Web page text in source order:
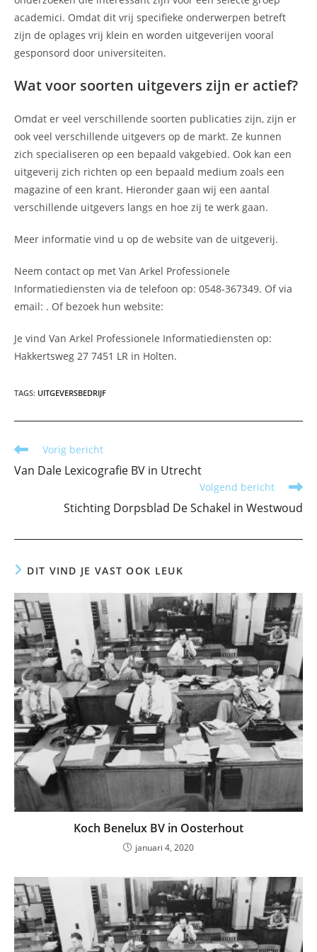
academici. Omdat dit vrij specifieke onderwerpen betreft
zijn de oplages vrij klein en worden uitgeverijen vooral
gesponsord door universiteiten.
Wat voor soorten uitgevers zijn er actief?
Omdat er veel verschillende soorten publicaties zijn, zijn er
ook veel verschillende uitgevers op de markt. Ze kunnen
zich specialiseren op een bepaald vakgebied. Ook kan een
uitgeverij zich richten op een bepaald medium zoals een
magazine of een krant. Hieronder gaan wij een aantal
verschillende uitgevers langs en hoe zij te werk gaan.
Meer informatie vind u op de website van de uitgeverij.
Neem contact op met Van Arkel Professionele
Informatiediensten via de telefoon op: 0548-367349. Of via
email: . Of bezoek hun website:
Je vind Van Arkel Professionele Informatiediensten op:
Hakkertsweg 27 7451 LR in Holten.
TAGS: UITGEVERSBEDRIJF
Lees
artikelen
Vorig bericht
Van Dale Lexicografie BV in Utrecht
Volgend bericht
Stichting Dorpsblad De Schakel in Westwoud
DIT VIND JE VAST OOK LEUK
Koch Benelux BV in Oosterhout
januari 4, 2020